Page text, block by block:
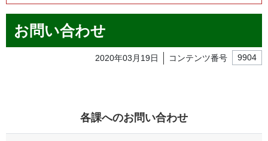
お問い合わせ
2020年03月19日 コンテンツ番号 9904
各課へのお問い合わせ